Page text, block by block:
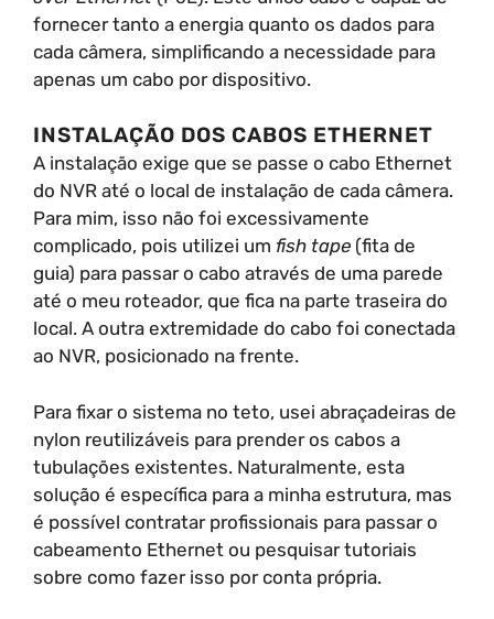
fornecer tanto a energia quanto os dados para
cada câmera, simplificando a necessidade para
apenas um cabo por dispositivo.
INSTALAÇÃO DOS CABOS ETHERNET
A instalação exige que se passe o cabo Ethernet
do NVR até o local de instalação de cada câmera.
Para mim, isso não foi excessivamente
complicado, pois utilizei um fish tape (fita de
guia) para passar o cabo através de uma parede
até o meu roteador, que fica na parte traseira do
local. A outra extremidade do cabo foi conectada
ao NVR, posicionado na frente.
Para fixar o sistema no teto, usei abraçadeiras de
nylon reutilizáveis para prender os cabos a
tubulações existentes. Naturalmente, esta
solução é específica para a minha estrutura, mas
é possível contratar profissionais para passar o
cabeamento Ethernet ou pesquisar tutoriais
sobre como fazer isso por conta própria.